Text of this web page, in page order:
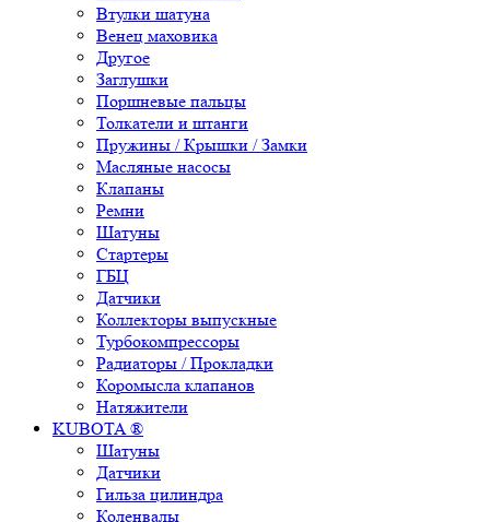
Втулки шатуна
Венец маховика
Другое
Заглушки
Поршневые пальцы
Толкатели и штанги
Пружины / Крышки / Замки
Масляные насосы
Клапаны
Ремни
Шатуны
Стартеры
ГБЦ
Датчики
Коллекторы выпускные
Турбокомпрессоры
Радиаторы / Прокладки
Коромысла клапанов
Натяжители
KUBOTA ®
Шатуны
Датчики
Гильза цилиндра
Коленвалы